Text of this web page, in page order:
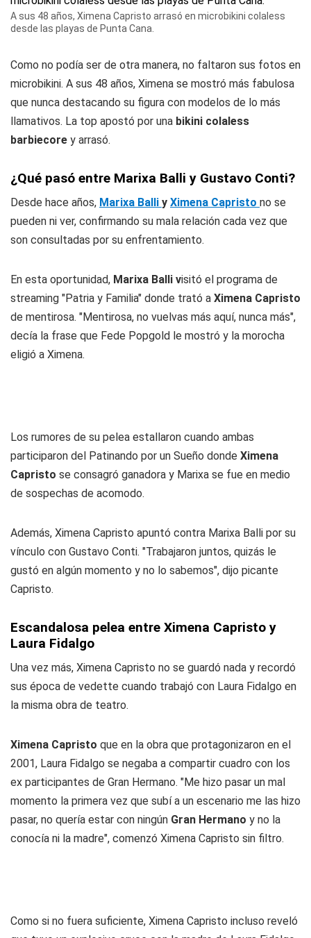
A sus 48 años, Ximena Capristo arrasó en microbikini colaless
desde las playas de Punta Cana.
Como no podía ser de otra manera, no faltaron sus fotos en
microbikini. A sus 48 años, Ximena se mostró más fabulosa
que nunca destacando su figura con modelos de lo más
llamativos. La top apostó por una bikini colaless
barbiecore y arrasó.
¿Qué pasó entre Marixa Balli y Gustavo Conti?
Desde hace años, Marixa Balli y Ximena Capristo no se
pueden ni ver, confirmando su mala relación cada vez que
son consultadas por su enfrentamiento.
En esta oportunidad, Marixa Balli visitó el programa de
streaming "Patria y Familia" donde trató a Ximena Capristo
de mentirosa. "Mentirosa, no vuelvas más aquí, nunca más",
decía la frase que Fede Popgold le mostró y la morocha
eligió a Ximena.
Los rumores de su pelea estallaron cuando ambas
participaron del Patinando por un Sueño donde Ximena
Capristo se consagró ganadora y Marixa se fue en medio
de sospechas de acomodo.
Además, Ximena Capristo apuntó contra Marixa Balli por su
vínculo con Gustavo Conti. "Trabajaron juntos, quizás le
gustó en algún momento y no lo sabemos", dijo picante
Capristo.
Escandalosa pelea entre Ximena Capristo y
Laura Fidalgo
Una vez más, Ximena Capristo no se guardó nada y recordó
sus época de vedette cuando trabajó con Laura Fidalgo en
la misma obra de teatro.
Ximena Capristo que en la obra que protagonizaron en el
2001, Laura Fidalgo se negaba a compartir cuadro con los
ex participantes de Gran Hermano. "Me hizo pasar un mal
momento la primera vez que subí a un escenario me las hizo
pasar, no quería estar con ningún Gran Hermano y no la
conocía ni la madre", comenzó Ximena Capristo sin filtro.
Como si no fuera suficiente, Ximena Capristo incluso reveló